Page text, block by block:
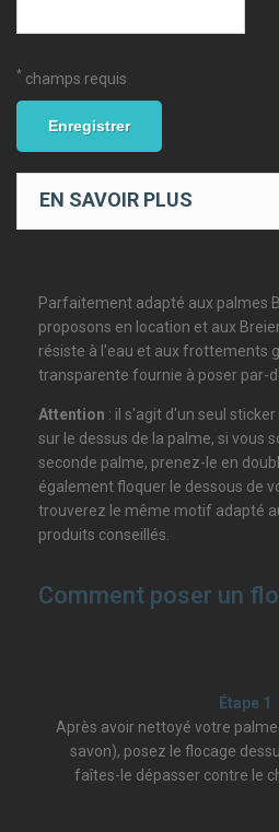
* champs requis
Enregistrer
EN SAVOIR PLUS
Parfaitement adapté aux palmes
proposons en location et aux
résiste à l'eau et aux frottements
transparente fournie à poser par-
Attention : il s'agit d'un seul
sur le dessus de la palme, si vous
seconde palme, prenez-le en
également floquer le dessous de
trouverez le même motif adapté
produits conseillés.
Comment poser un
Étape 1
Après avoir nettoyé votre palme
savon), posez le flocage
faîtes-le dépasser contre le